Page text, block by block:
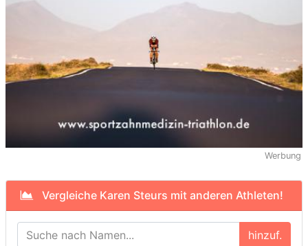
Werbung
Vergleiche Karen Steurs mit anderen Athleten!
hinzuf.